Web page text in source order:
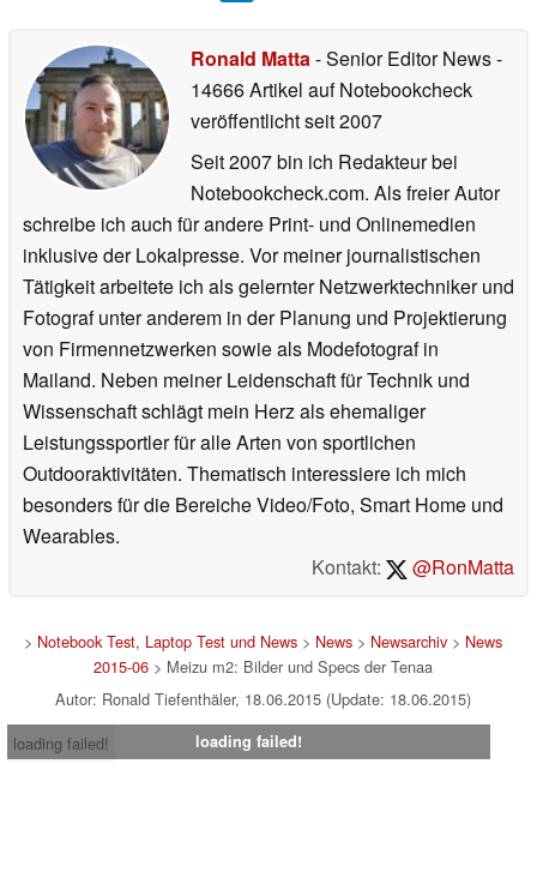
Ronald Matta- Senior Editor News-
14666 Artikel auf Notebookcheck
veröffentlichtseit 2007
Seit 2007 bin ich Redakteur bei
Notebookcheck.com. Als freier Autor
schreibe ich auch für andere Print- und Onlinemedien
inklusive der Lokalpresse. Vor meiner journalistischen
Tätigkeit arbeitete ich als gelernter Netzwerktechniker und
Fotograf unter anderem in der Planung und Projektierung
von Firmennetzwerken sowie als Modefotograf in
Mailand. Neben meiner Leidenschaft für Technik und
Wissenschaft schlägt mein Herz als ehemaliger
Leistungssportler für alle Arten von sportlichen
Outdooraktivitäten. Thematisch interessiere ich mich
besonders für die Bereiche Video/Foto, Smart Home und
Wearables.
Kontakt:
@RonMatta
> Notebook Test, Laptop Test und News> News> Newsarchiv> News
2015-06> Meizu m2: Bilder und Specs der Tenaa
Autor: Ronald Tiefenthäler, 18.06.2015 (Update: 18.06.2015)
loading failed!
loading failed!